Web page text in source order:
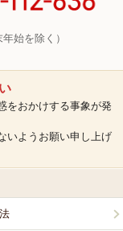
始を除く）
をおかけする事象が発
いようお願い申し上げ